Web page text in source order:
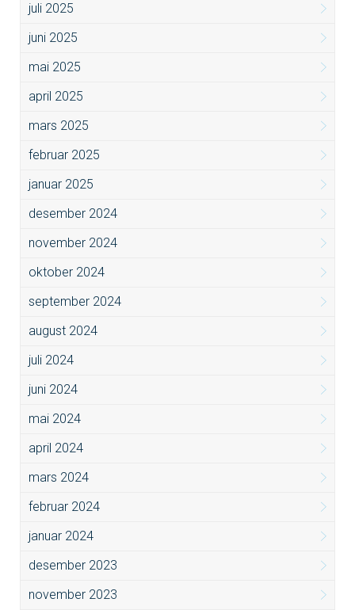
juli 2025
juni 2025
mai 2025
april 2025
mars 2025
februar 2025
januar 2025
desember 2024
november 2024
oktober 2024
september 2024
august 2024
juli 2024
juni 2024
mai 2024
april 2024
mars 2024
februar 2024
januar 2024
desember 2023
november 2023